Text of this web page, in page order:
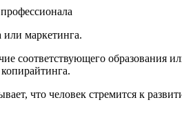
или маркетинга.
соответствующего образования
что человек стремится к